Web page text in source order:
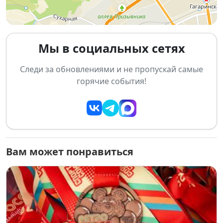
📋 Программа мероприятия:
20 декабря 2025, 15:00 – 20:00
для всех участников
21 декабря 2025:
чипа в здании «Чашка Кофе» (ул. Жуковского,
100/5, вход через территорию дельфинария). Не
забудьте паспорт, оригинал справки и копию,
копию оставляем организаторам.
10:00– старт детских забегов
Мы в социальных сетях
Следи за обновлениями и не пропускай самые
горячие события!
Вам может понравиться